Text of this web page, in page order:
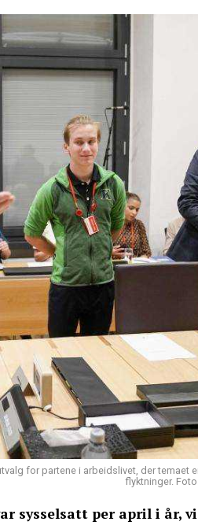
for partene i arbeidslivet, der temaet
flyktninger.
sysselsatt per april i år,